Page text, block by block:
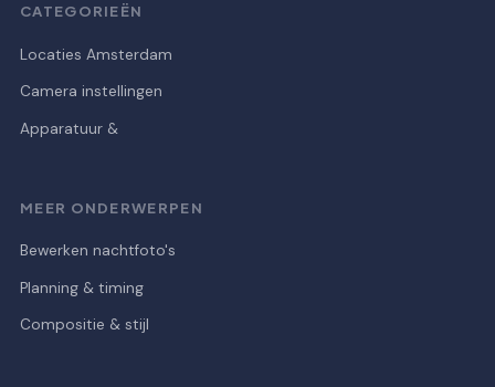
CATEGORIEËN
Locaties Amsterdam
Camera instellingen
Apparatuur &
MEER ONDERWERPEN
Bewerken nachtfoto's
Planning & timing
Compositie & stijl